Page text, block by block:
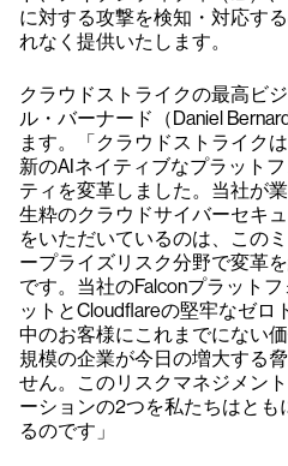
に対する攻撃を検知・対応す
れなく提供いたします。
クラウドストライクの最高ビ
ル・バーナード（Daniel
ます。「クラウドストライク
新のAIネイティブなプラット
ティを変革しました。当社が
生粋のクラウドサイバーセキ
をいただいているのは、この
ープライズリスク分野で変革
です。当社のFalconプラット
ットとCloudflareの堅牢なゼロ
中のお客様にこれまでにない
規模の企業が今日の増大する
せん。このリスクマネジメン
ーションの2つを私たちはと
るのです」